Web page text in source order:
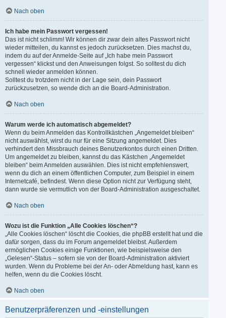
Nach oben
Ich habe mein Passwort vergessen!
Das ist nicht schlimm! Wir können dir zwar dein altes Passwort nicht
wieder mitteilen, du kannst es jedoch zurücksetzen. Dies machst du,
indem du auf der Anmelde-Seite auf „Ich habe mein Passwort
vergessen“ klickst und den Anweisungen folgst. So solltest du dich
schnell wieder anmelden können.
Solltest du trotzdem nicht in der Lage sein, dein Passwort
zurückzusetzen, so wende dich an die Board-Administration.
Nach oben
Warum werde ich automatisch abgemeldet?
Wenn du beim Anmelden das Kontrollkästchen „Angemeldet bleiben“
nicht auswählst, wirst du nur für eine Sitzung angemeldet. Dies
verhindert den Missbrauch deines Benutzerkontos durch einen Dritten.
Um angemeldet zu bleiben, kannst du das Kästchen „Angemeldet
bleiben“ beim Anmelden auswählen. Dies ist nicht empfehlenswert,
wenn du dich an einem öffentlichen Computer, zum Beispiel in einem
Internetcafé, befindest. Wenn diese Option nicht zur Verfügung steht,
dann wurde sie vermutlich von der Board-Administration ausgeschaltet.
Nach oben
Wozu ist die Funktion „Alle Cookies löschen“?
„Alle Cookies löschen“ löscht die Cookies, die phpBB erstellt hat und die
dafür sorgen, dass du im Forum angemeldet bleibst. Außerdem
ermöglichen Cookies einige Funktionen, wie beispielsweise den
„Gelesen“-Status – sofern sie von der Board-Administration aktiviert
wurden. Wenn du Probleme bei der An- oder Abmeldung hast, kann es
helfen, wenn du die Cookies löscht.
Nach oben
Benutzerpräferenzen und -einstellungen